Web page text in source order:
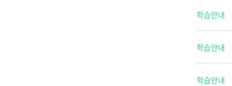
학습안내
학습안내
학습안내